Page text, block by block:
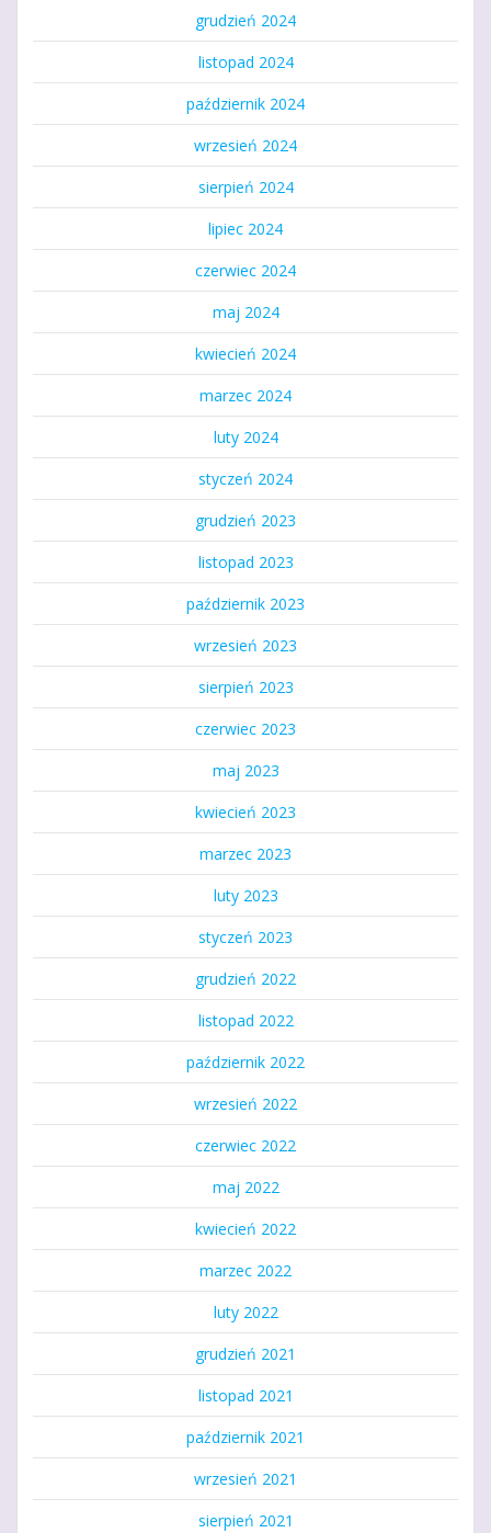
grudzień 2024
listopad 2024
październik 2024
wrzesień 2024
sierpień 2024
lipiec 2024
czerwiec 2024
maj 2024
kwiecień 2024
marzec 2024
luty 2024
styczeń 2024
grudzień 2023
listopad 2023
październik 2023
wrzesień 2023
sierpień 2023
czerwiec 2023
maj 2023
kwiecień 2023
marzec 2023
luty 2023
styczeń 2023
grudzień 2022
listopad 2022
październik 2022
wrzesień 2022
czerwiec 2022
maj 2022
kwiecień 2022
marzec 2022
luty 2022
grudzień 2021
listopad 2021
październik 2021
wrzesień 2021
sierpień 2021